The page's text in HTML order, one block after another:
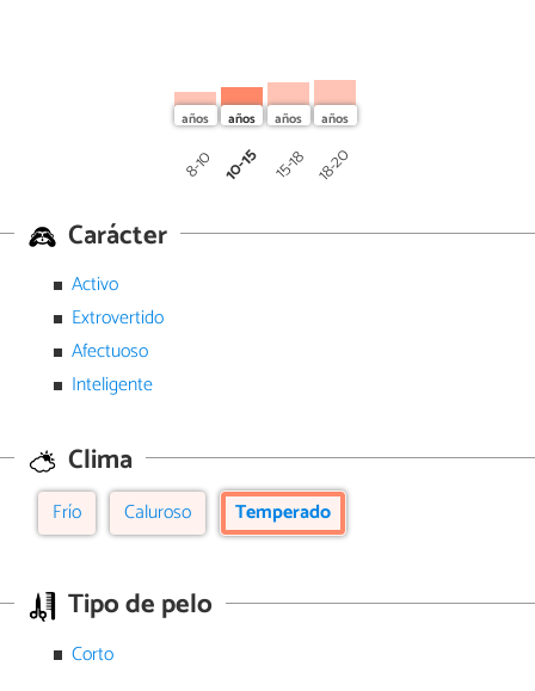
8-10 10-15 15-18 18-20
Carácter
Activo
Extrovertido
Afectuoso
Inteligente
Clima
Frío Caluroso Temperado
Tipo de pelo
Corto